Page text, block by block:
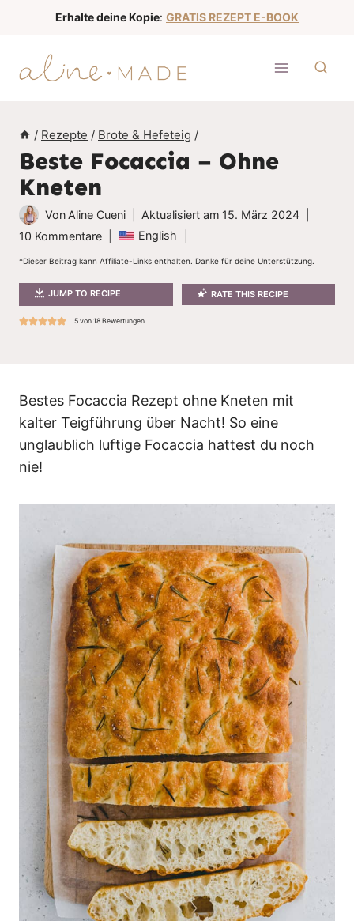
Erhalte deine Kopie: GRATIS REZEPT E-BOOK
/ Rezepte / Brote & Hefeteig /
Beste Focaccia – Ohne
Kneten
Von Aline Cueni Aktualisiert am 15. März 2024
10 Kommentare
English
*Dieser Beitrag kann Affiliate-Links enthalten. Danke für deine Unterstützung.
JUMP TO RECIPE RATE THIS RECIPE
5von18Bewertungen
Bestes Focaccia Rezept ohne Kneten mit
kalter Teigführung über Nacht! So eine
unglaublich luftige Focaccia hattest du noch
nie!